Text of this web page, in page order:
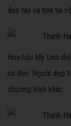
đeo tay và hoa tai
Hoa hậu Mỹ Linh
nơ đen. Người đẹp
chương trình khác.